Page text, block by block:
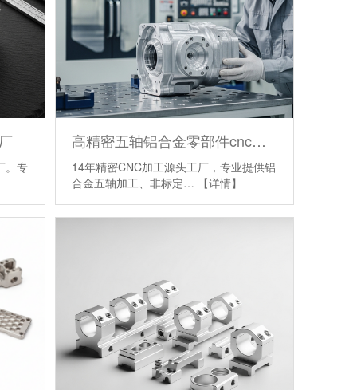
。专
高精密五轴铝合金零部件cnc加工定制
14年精密CNC加工源头工厂，专业提供铝
合金五轴加工、非标定…
【详情】